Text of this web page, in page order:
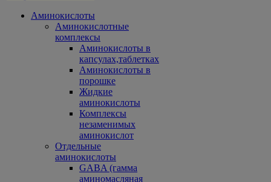
Аминокислоты
Аминокислотные
комплексы
Аминокислоты в
капсулах,таблетках
Аминокислоты в
порошке
Жидкие
аминокислоты
Комплексы
незаменимых
аминокислот
Отдельные
аминокислоты
GABA (гамма
аминомасляная